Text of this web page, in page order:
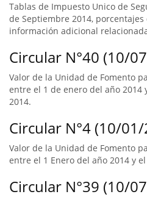
Tablas de Impuesto Unico de
de Septiembre 2014,
información adicional
Circular N°40 (10/
Valor de la Unidad de Fomento
entre el 1 de enero del año 2014
2014.
Circular N°4 (10/
Valor de la Unidad de Fomento
entre el 1 Enero del año 2014 y
Circular N°39 (10/